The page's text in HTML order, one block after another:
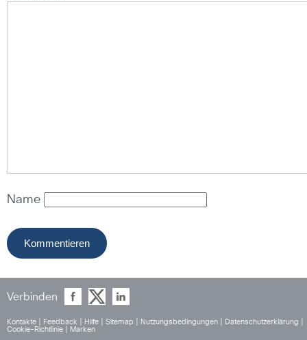
Name
Verbinden
Kontakte Feedback Hilfe Sitemap Nutzungsbedingungen Datenschutzerklärung
Cookie-Richtlinie
Marken